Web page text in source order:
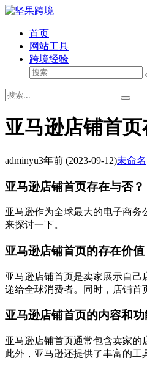
首页
网站工具
跨境经验
亚马逊店铺首页
adminyu3年前 (2023-09-12)未命名
亚马逊店铺首页存在与否？
亚马逊作为全球最大的电子商
来探讨一下。
亚马逊店铺首页的存在价值
亚马逊店铺首页是卖家展示自
递给全球消费者。同时，店铺首
亚马逊店铺首页的内容和功
亚马逊店铺首页通常包含卖家的
此外，亚马逊还提供了丰富的工